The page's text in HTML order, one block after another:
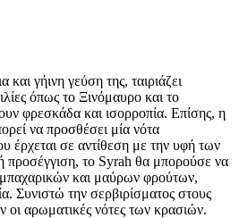
γήινη γεύση της, ταιριάζει
όπως το Ξινόμαυρο και το
φρεσκάδα και ισορροπία. Επίσης, η
να προσθέσει μία νότα
έρχεται σε αντίθεση με την υφή των
προσέγγιση, το Syrah θα μπορούσε να
και μαύρων φρούτων,
Συνιστώ την σερβιρίσματος στους
οι αρωματικές νότες των κρασιών.